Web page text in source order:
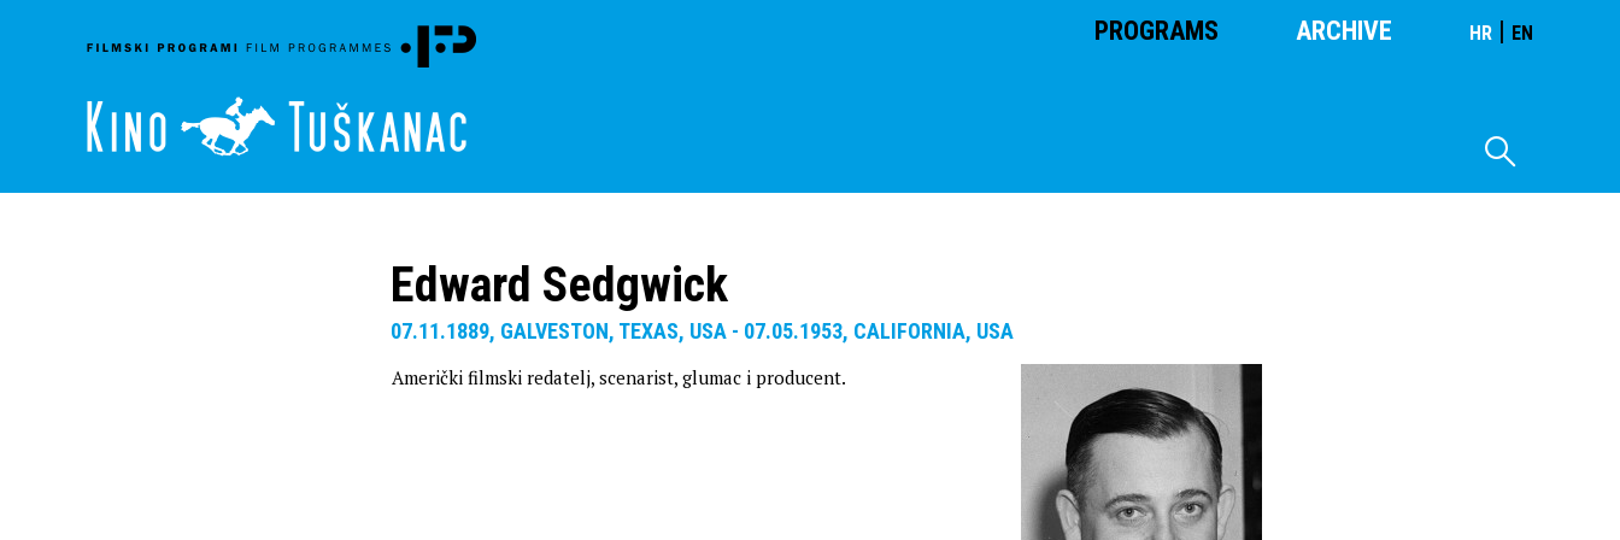
PROGRAMS ARCHIVE HR | EN
Edward Sedgwick
07.11.1889, GALVESTON, TEXAS, USA - 07.05.1953, CALIFORNIA, USA
Američki filmski redatelj, scenarist, glumac i producent.